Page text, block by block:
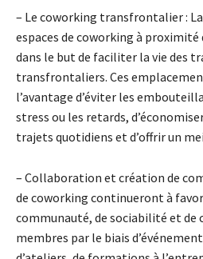
– Le coworking transfrontalier :
espaces de coworking à
dans le but de faciliter la vie des
transfrontaliers. Ces
l’avantage d’éviter les
stress ou les retards,
trajets quotidiens et d’offrir un
– Collaboration et création de
de coworking continueront à
communauté, de sociabilité et
membres par le biais